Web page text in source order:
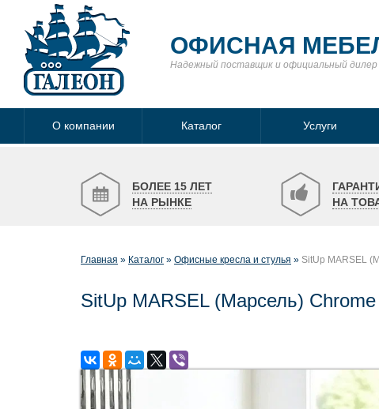
ОФИСНАЯ
Надежный поставщик и официальный дилер
О компании Каталог Услуги
БОЛЕЕ 15 ЛЕТ
НА РЫНКЕ
НА
Главная Каталог Офисные кресла и стулья SitUp MARSEL
SitUp MARSEL (Марсель)